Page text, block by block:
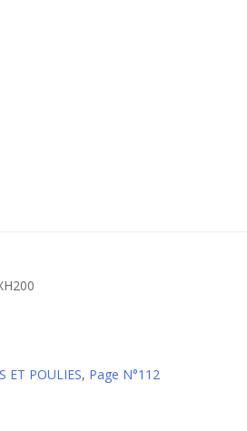
– 1540XH200
ET POULIES, Page N°112